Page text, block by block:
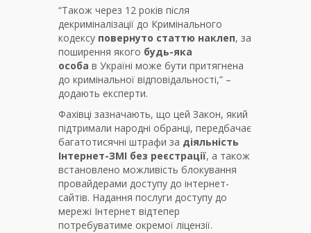
“Також через 12 років після
декриміналізації до Кримінального
кодексу повернуто статтю наклеп, за
поширення якого будь-яка
особа в Україні може бути притягнена
до кримінальної відповідальності,” –
додають експерти.
Фахівці зазначають, що цей Закон, який
підтримали народні обранці, передбачає
багатотисячні штрафи за діяльність
Інтернет-ЗМІ без реєстрації, а також
встановлено можливість блокування
провайдерами доступу до інтернет-
сайтів. Надання послуги доступу до
мережі Інтернет відтепер
потребуватиме окремої ліцензії.